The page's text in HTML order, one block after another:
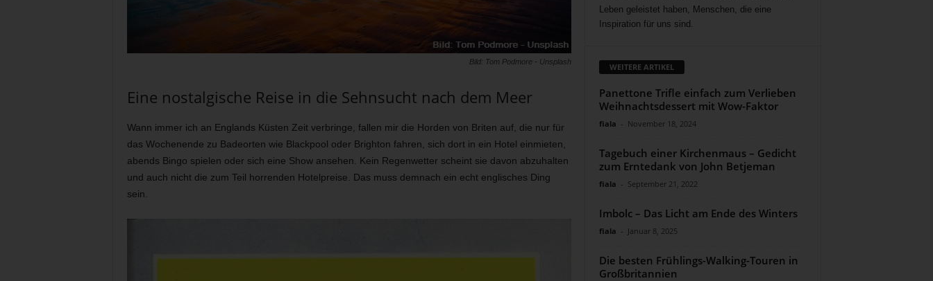
Bild: Tom Podmore - Unsplash
Eine nostalgische Reise in die Sehnsucht nach dem Meer
Wann immer ich an Englands Küsten Zeit verbringe, fallen mir die Horden von Briten auf, die nur für
das Wochenende zu Badeorten wie Blackpool oder Brighton fahren, sich dort in ein Hotel einmieten,
abends Bingo spielen oder sich eine Show ansehen. Kein Regenwetter scheint sie davon abzuhalten
und auch nicht die zum Teil horrenden Hotelpreise. Das muss demnach ein echt englisches Ding
sein.
Leben geleistet haben, Menschen, die eine
Inspiration für uns sind.
WEITERE ARTIKEL
Panettone Trifle einfach zum Verlieben
Weihnachtsdessert mit Wow-Faktor
fiala - November 18, 2024
Tagebuch einer Kirchenmaus – Gedicht
zum Erntedank von John Betjeman
fiala - September 21, 2022
Imbolc – Das Licht am Ende des Winters
fiala - Januar 8, 2025
Die besten Frühlings-Walking-Touren in
Großbritannien